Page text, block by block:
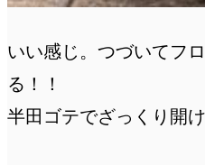
いい感じ。つづいてフ
る！！
半田ゴテでざっくり開